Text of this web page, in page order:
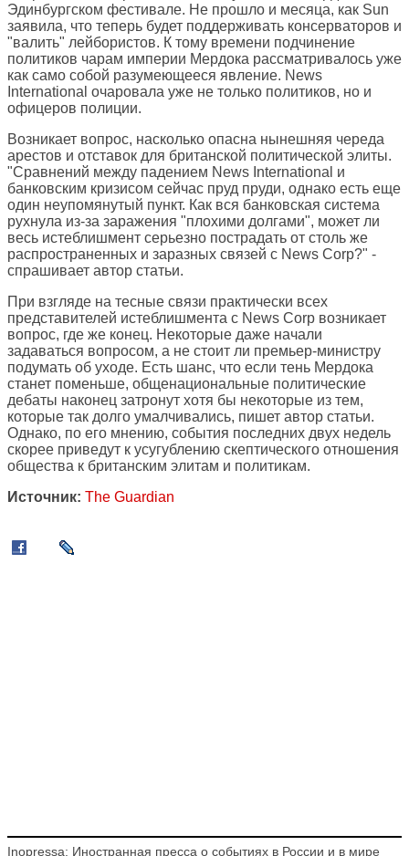
Эдинбургском фестивале. Не прошло и месяца, как Sun
заявила, что теперь будет поддерживать консерваторов и
"валить" лейбористов. К тому времени подчинение
политиков чарам империи Мердока рассматривалось уже
как само собой разумеющееся явление. News
International очаровала уже не только политиков, но и
офицеров полиции.
Возникает вопрос, насколько опасна нынешняя череда
арестов и отставок для британской политической элиты.
"Сравнений между падением News International и
банковским кризисом сейчас пруд пруди, однако есть еще
один неупомянутый пункт. Как вся банковская система
рухнула из-за заражения "плохими долгами", может ли
весь истеблишмент серьезно пострадать от столь же
распространенных и заразных связей с News Corp?" -
спрашивает автор статьи.
При взгляде на тесные связи практически всех
представителей истеблишмента с News Corp возникает
вопрос, где же конец. Некоторые даже начали
задаваться вопросом, а не стоит ли премьер-министру
подумать об уходе. Есть шанс, что если тень Мердока
станет поменьше, общенациональные политические
дебаты наконец затронут хотя бы некоторые из тем,
которые так долго умалчивались, пишет автор статьи.
Однако, по его мнению, события последних двух недель
скорее приведут к усугублению скептического отношения
общества к британским элитам и политикам.
Источник: The Guardian
Inopressa: Иностранная пресса о событиях в России и в мире